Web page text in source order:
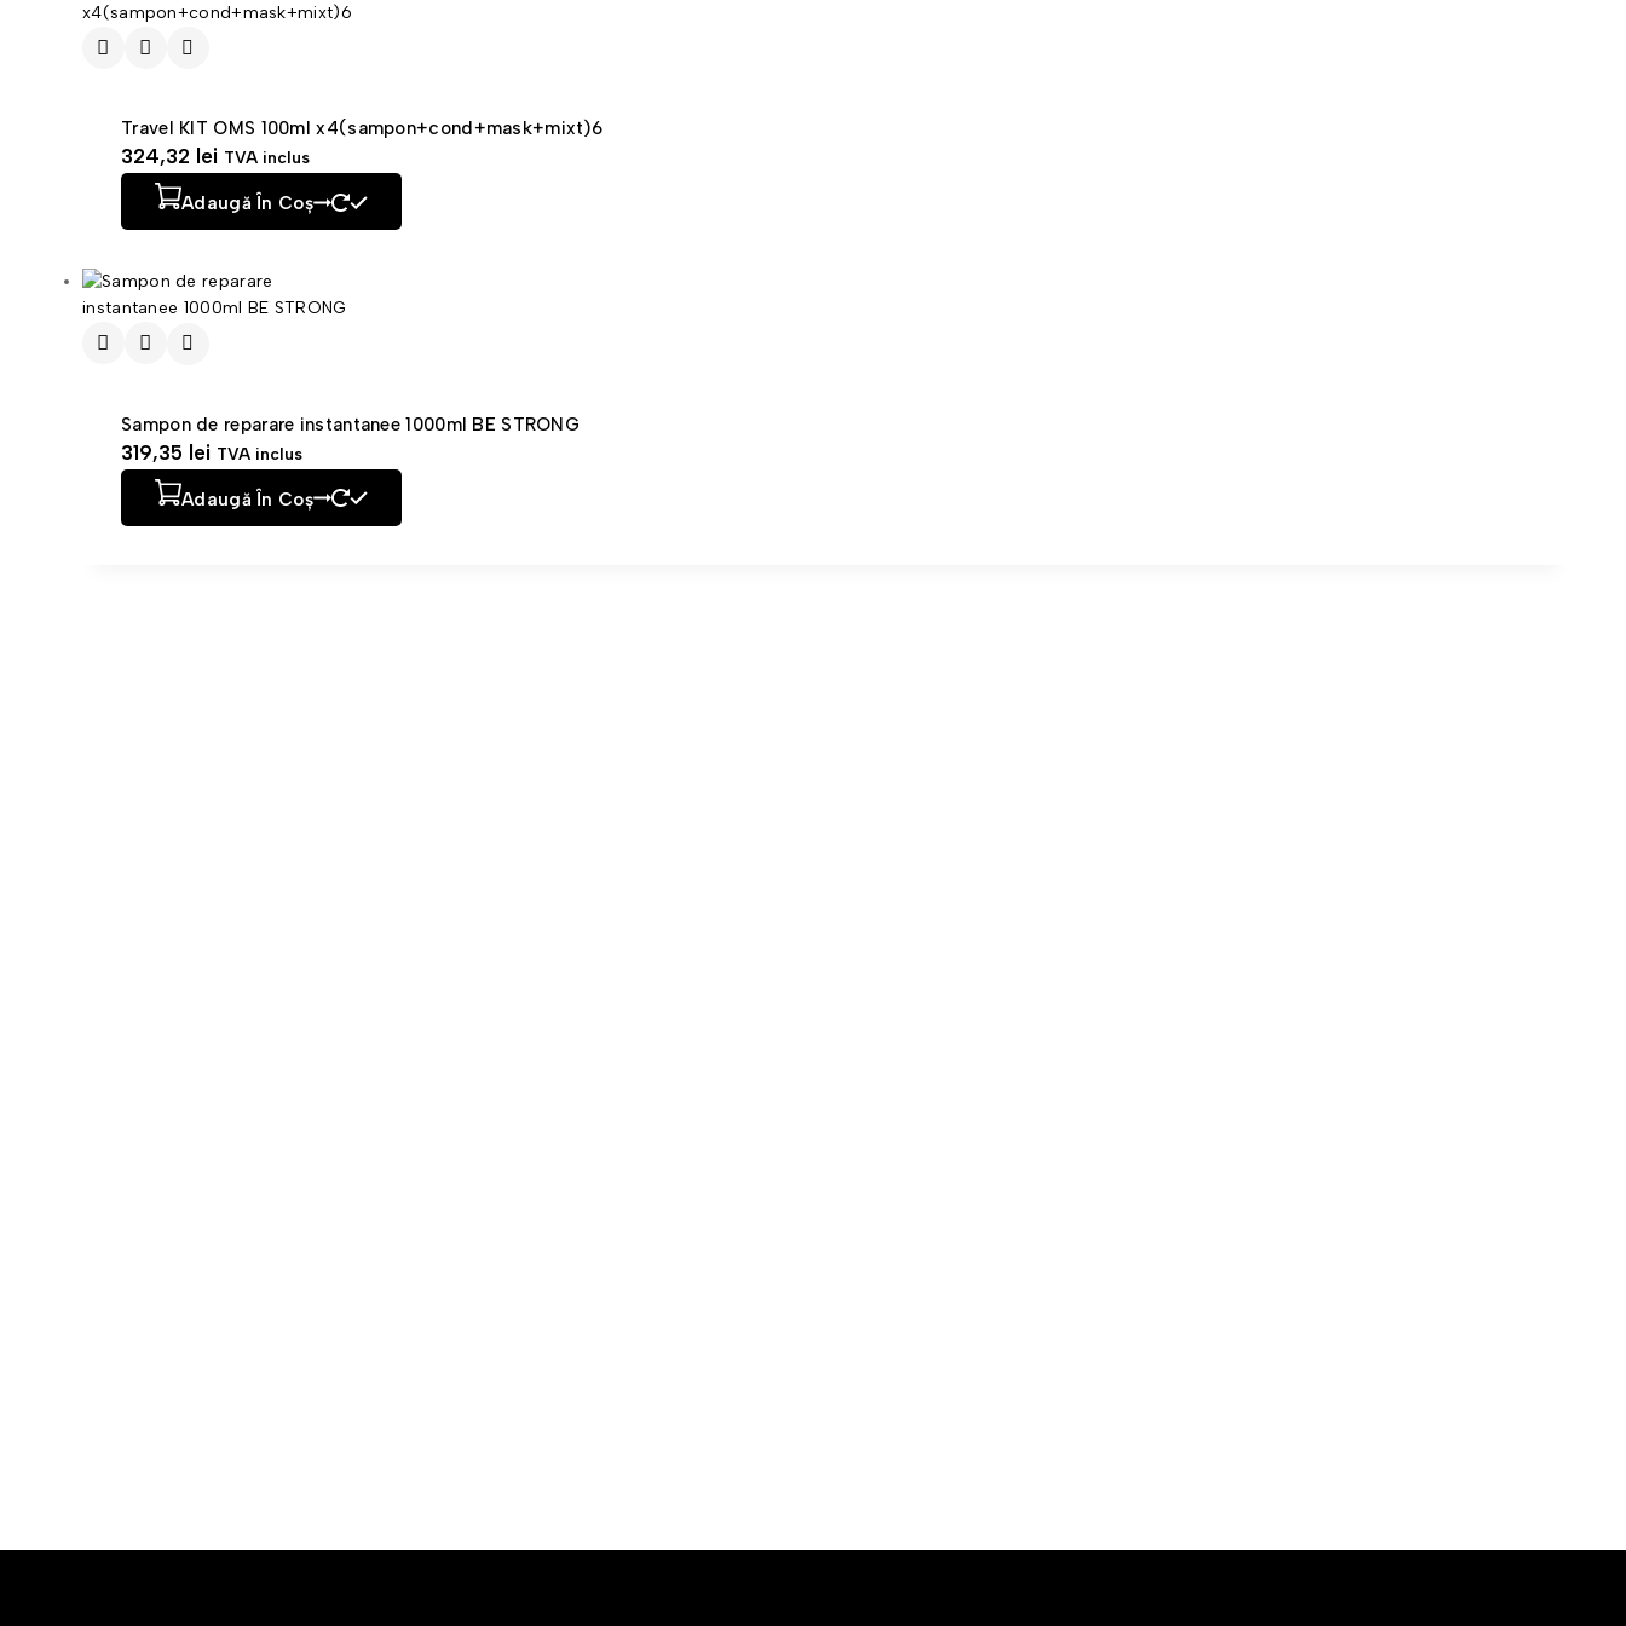
Travel KIT OMS 100ml x4(sampon+cond+mask+mixt)6
324,32 lei TVA inclus
Adaugă În Coș
Sampon de reparare instantanee 1000ml BE STRONG
319,35 lei TVA inclus
Adaugă În Coș